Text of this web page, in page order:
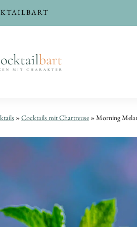
»Cocktails mit Chartreuse » Morning